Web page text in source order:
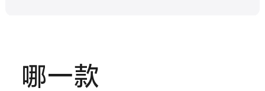
哪一款